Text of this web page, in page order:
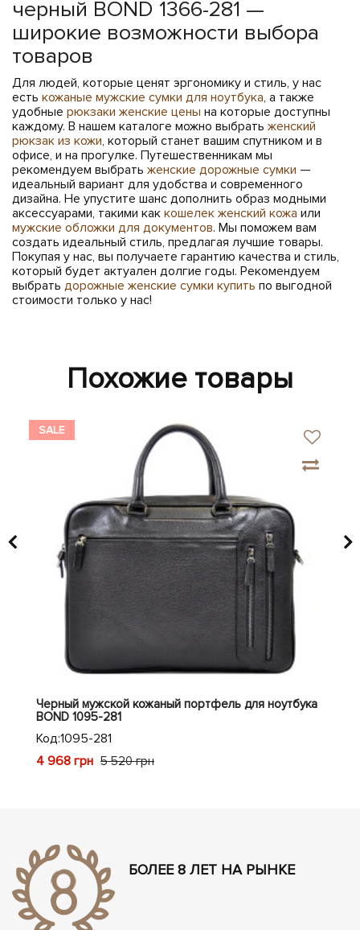
черный BOND 1366-281 —
широкие возможности выбора
товаров
Для людей, которые ценят эргономику и стиль, у нас
есть кожаные мужские сумки для ноутбука, а также
удобные рюкзаки женские цены на которые доступны
каждому. В нашем каталоге можно выбрать женский
рюкзак из кожи, который станет вашим спутником и в
офисе, и на прогулке. Путешественникам мы
рекомендуем выбрать женские дорожные сумки —
идеальный вариант для удобства и современного
дизайна. Не упустите шанс дополнить образ модными
аксессуарами, такими как кошелек женский кожа или
мужские обложки для документов. Мы поможем вам
создать идеальный стиль, предлагая лучшие товары.
Покупая у нас, вы получаете гарантию качества и стиль,
который будет актуален долгие годы. Рекомендуем
выбрать дорожные женские сумки купить по выгодной
стоимости только у нас!
Похожие товары
SALE
Черный мужской кожаный портфель для ноутбука
BOND 1095-281
Код:1095-281
4 968 грн 5 520 грн
БОЛЕЕ 8 ЛЕТ НА РЫНКЕ